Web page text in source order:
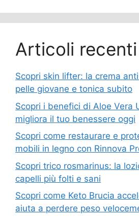
Articoli recenti
Scopri skin lifter: la crema
pelle giovane e tonica subito
Scopri i benefici di Aloe Vera
migliora il tuo benessere oggi
Scopri come restaurare e
mobili in legno con Rinnova
Scopri trico rosmarinus: la
capelli più folti e sani
Scopri come Keto Brucia
aiuta a perdere peso